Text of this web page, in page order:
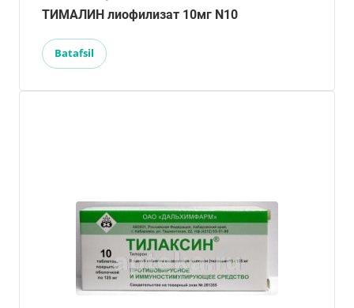
ТИМАЛИН лиофилизат 10мг N10
Batafsil